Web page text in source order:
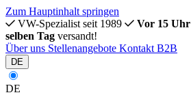
Zum Hauptinhalt springen
VW-Spezialist seit 1989
Vor 15 Uhr
selben Tag versandt!
Über uns Stellenangebote Kontakt B2B
DE
DE